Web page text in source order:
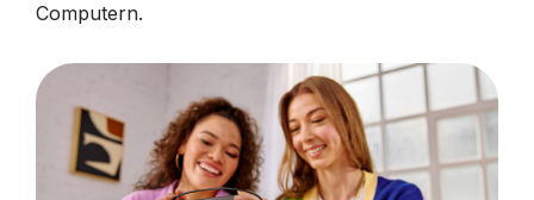
Computern.